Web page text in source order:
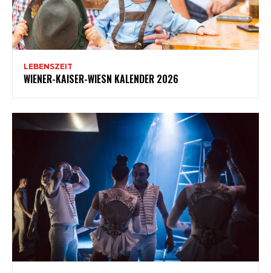
LEBENSZEIT
WIENER-KAISER-WIESN KALENDER 2026